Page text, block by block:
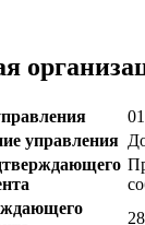
управления